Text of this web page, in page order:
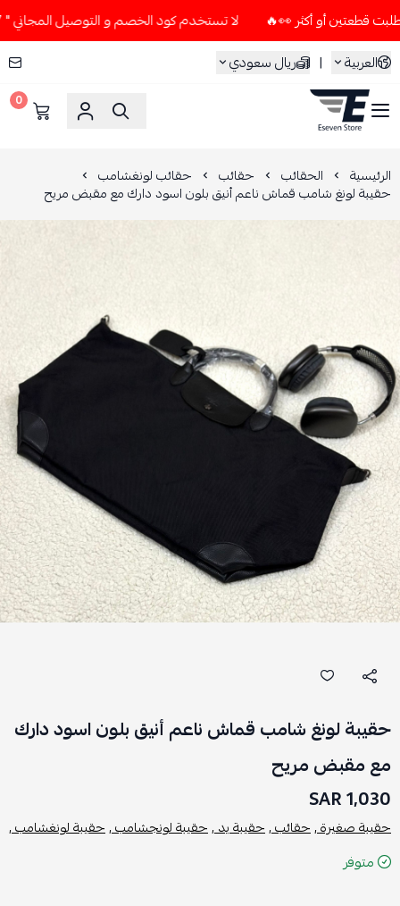
لا تستخدم كود الخصم و التوصيل المجاني " N7 " إلا إذا طلبت قطعتين أو أكثر 👀🔥
العربية
| ريال سعودي
ESEVEN STORE
0
الرئيسية الحقائب حقائب حقائب لونغشامب
حقيبة لونغ شامب قماش ناعم أنيق بلون اسود دارك مع مقبض مريح
حقيبة لونغ شامب قماش ناعم أنيق بلون اسود دارك
مع مقبض مريح
1,030 SAR
حقيبة صغيرة ,حقائب ,حقيبة يد ,حقيبة لونجشامب ,حقيبة لونغشامب ,
متوفر